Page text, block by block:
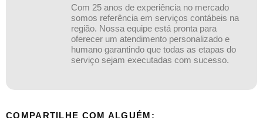
Com 25 anos de experiência no mercado
somos referência em serviços contábeis na
região. Nossa equipe está pronta para
oferecer um atendimento personalizado e
humano garantindo que todas as etapas do
serviço sejam executadas com sucesso.
COMPARTILHE COM ALGUÉM: